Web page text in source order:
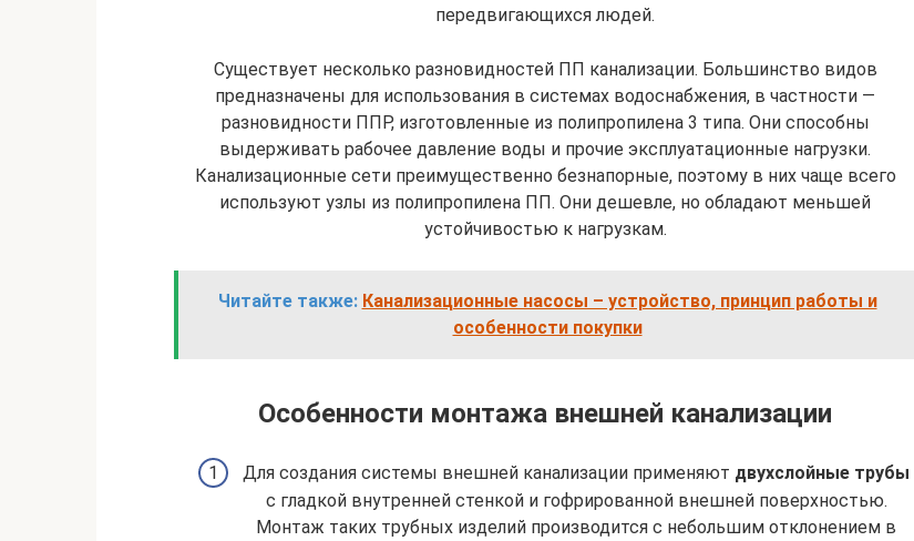
передвигающихся людей.
Существует несколько разновидностей ПП канализации. Большинство видов
предназначены для использования в системах водоснабжения, в частности —
разновидности ППР, изготовленные из полипропилена 3 типа. Они способны
выдерживать рабочее давление воды и прочие эксплуатационные нагрузки.
Канализационные сети преимущественно безнапорные, поэтому в них чаще всего
используют узлы из полипропилена ПП. Они дешевле, но обладают меньшей
устойчивостью к нагрузкам.
Читайте также: Канализационные насосы – устройство, принцип работы и
особенности покупки
Особенности монтажа внешней канализации
Для создания системы внешней канализации применяют двухслойные трубы
с гладкой внутренней стенкой и гофрированной внешней поверхностью.
Монтаж таких трубных изделий производится с небольшим отклонением в